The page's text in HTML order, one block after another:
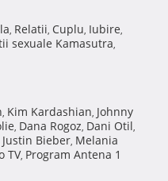
, Relatii, Cuplu, Iubire,
sexuale Kamasutra,
, Kim Kardashian, Johnny
, Dana Rogoz, Dani Otil,
Justin Bieber, Melania
TV, Program Antena 1